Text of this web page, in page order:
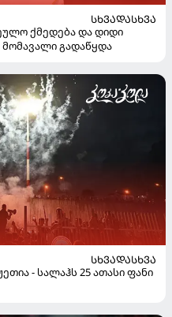
ᲡᲮᲕᲐᲓᲐᲡᲮᲕᲐ
ქმედება და დიდი
მომავალი გადაწყდა
ᲡᲮᲕᲐᲓᲐᲡᲮᲕᲐ
- სალაჰს 25 ათასი ფანი